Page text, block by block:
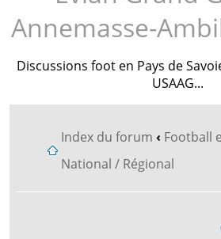
Annemasse-
Discussions foot en Pays de
USAAG...
Index du forum ‹ Football
National / Régional